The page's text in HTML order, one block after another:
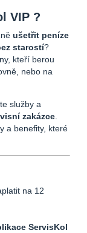
VIP ?
ušetřit peníze
starostí?
kteří berou
nebo na
služby a
zakázce
a benefity, které
na 12
ServisKol